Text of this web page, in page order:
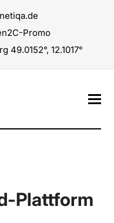
Promo
49.0152°, 12.1017°
Plattform